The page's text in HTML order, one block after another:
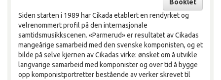
Booklet
Siden starten i 1989 har Cikada etablert en rendyrket og
velrenommert profil på den internasjonale
samtidsmusikkscenen. «Parmerud» er resultatet av Cikadas
mangeårige samarbeid med den svenske komponisten, og et
bilde på selve kjernen av Cikadas virke: ønsket om å utvikle
langvarige samarbeid med komponister og over tid å bygge
opp komponistportretter bestående av verker skrevet til